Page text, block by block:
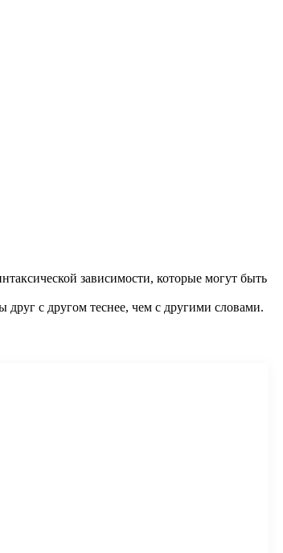
зависимости, которые могут быть
друг с другом теснее, чем с другими словами.